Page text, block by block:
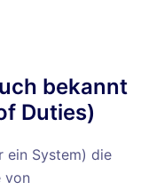
bekannt
Duties)
ein System) die
von